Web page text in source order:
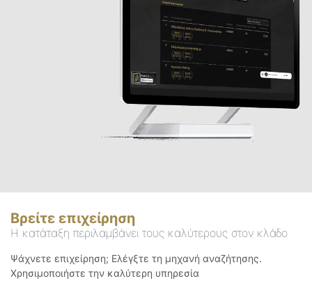
Βρείτε επιχείρηση
Η κατάταξη περιλαμβάνει τους καλύτερους στον κλάδο
Ψάχνετε επιχείρηση; Ελέγξτε τη μηχανή αναζήτησης.
Χρησιμοποιήστε την καλύτερη υπηρεσία